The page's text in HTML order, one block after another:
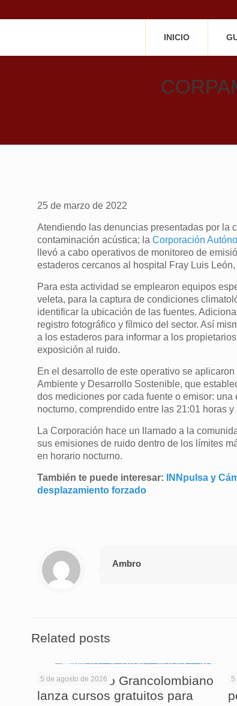
INICIO
25 de marzo de 2022
Atendiendo las denuncias presentadas por la
contaminación acústica; la Corporación
llevó a cabo operativos de monitoreo de
estaderos cercanos al hospital Fray Luis
Para esta actividad se emplearon equipos
veleta, para la captura de condiciones
identificar la ubicación de las fuentes.
registro fotográfico y fílmico del sector. Así
a los estaderos para informar a los
exposición al ruido.
En el desarrollo de este operativo se
Ambiente y Desarrollo Sostenible, que
dos mediciones por cada fuente o emisor:
nocturno, comprendido entre las 21:01 horas y
La Corporación hace un llamado a la
sus emisiones de ruido dentro de los límites
en horario nocturno.
También te puede interesar:
INNpulsa y
desplazamiento forzado
Ambro
Related posts
5 de agosto de 2026
El Politécnico Grancolombiano
lanza cursos gratuitos para
5